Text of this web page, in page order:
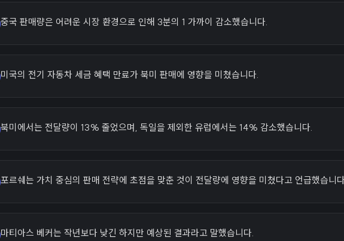
중국 판매량은 어려운 시장 환경으로 인해 3분의 1 가까이 감소했습니다.
미국의 전기 자동차 세금 혜택 만료가 북미 판매에 영향을 미쳤습니다.
북미에서는 전달량이 13% 줄었으며, 독일을 제외한 유럽에서는 14% 감소했습니다.
포르쉐는 가치 중심의 판매 전략에 초점을 맞춘 것이 전달량에 영향을 미쳤다고 언급했습니
마티아스 베커는 작년보다 낮긴 하지만 예상된 결과라고 말했습니다.